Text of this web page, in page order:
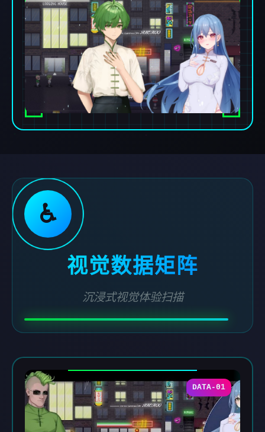
♿
视觉数据矩阵
沉浸式视觉体验扫描
DATA-01